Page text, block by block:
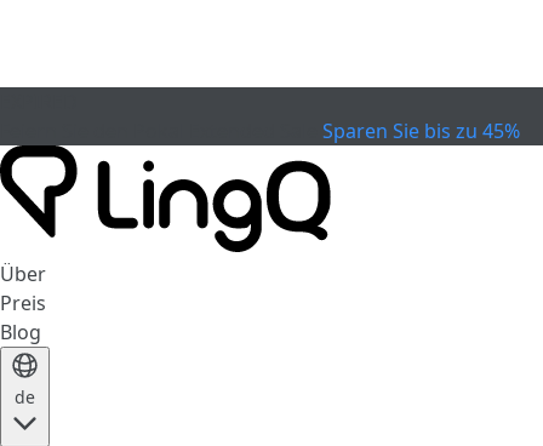
Sparen Sie bis zu 45%
Über
Preis
Blog
de